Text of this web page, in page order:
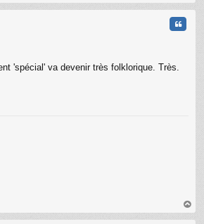
au
'spécial' va devenir très folklorique. Très.
au